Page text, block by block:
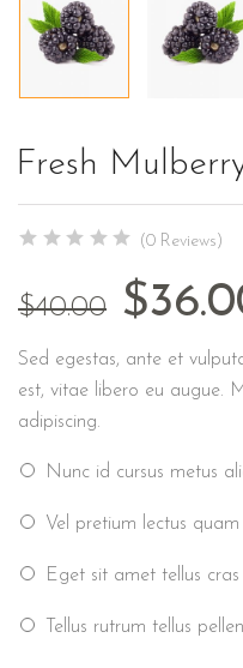
Fresh
(0 Reviews)
$40.00 $
Sed egestas, ante et
est, vitae libero eu augue.
adipiscing.
Nunc id cursus metus
Vel pretium lectus
Eget sit amet tellus
Tellus rutrum tellus